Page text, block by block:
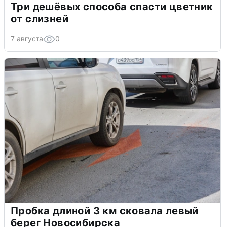
Три дешёвых способа спасти цветник
от слизней
7 августа 0
Пробка длиной 3 км сковала левый
берег Новосибирска